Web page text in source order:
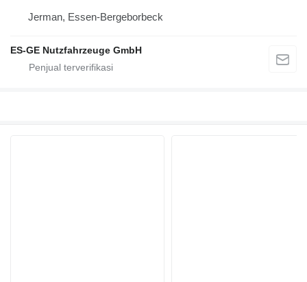
Jerman, Essen-Bergeborbeck
ES-GE Nutzfahrzeuge GmbH